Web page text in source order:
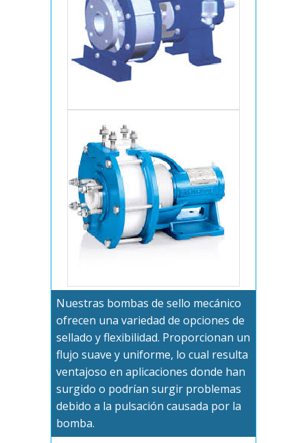
Nuestras bombas de sello mecánico
ofrecen una variedad de opciones de
sellado y flexibilidad. Proporcionan un
flujo suave y uniforme, lo cual resulta
ventajoso en aplicaciones donde han
surgido o podrían surgir problemas
debido a la pulsación causada por la
bomba.